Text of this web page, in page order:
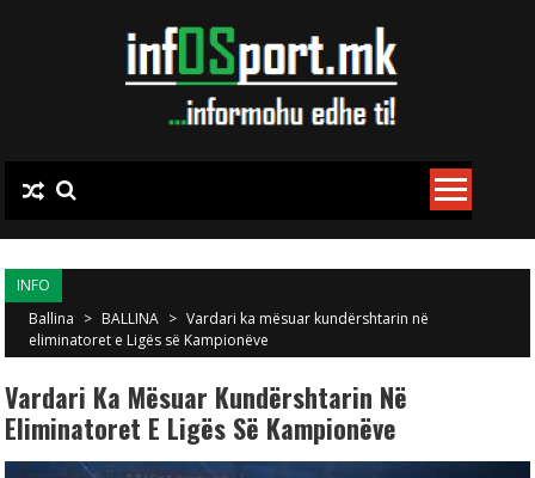
INFO
Ballina > BALLINA > Vardari ka mësuar kundërshtarin në
eliminatoret e Ligës së Kampionëve
Vardari Ka Mësuar Kundërshtarin Në
Eliminatoret E Ligës Së Kampionëve